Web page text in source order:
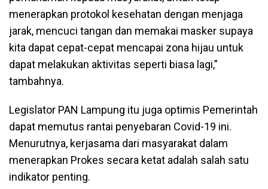
menerapkan protokol kesehatan dengan menjaga
jarak, mencuci tangan dan memakai masker supaya
kita dapat cepat-cepat mencapai zona hijau untuk
dapat melakukan aktivitas seperti biasa lagi,”
tambahnya.
Legislator PAN Lampung itu juga optimis Pemerintah
dapat memutus rantai penyebaran Covid-19 ini.
Menurutnya, kerjasama dari masyarakat dalam
menerapkan Prokes secara ketat adalah salah satu
indikator penting.